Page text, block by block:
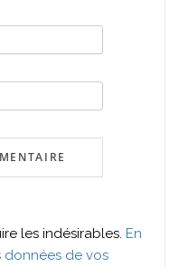
les indésirables. En
données de vos